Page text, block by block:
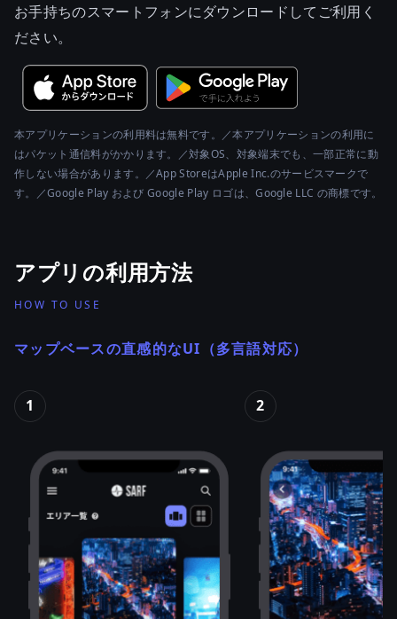
お手持ちのスマートフォンにダウンロードしてご利用く
ださい。
本アプリケーションの利用料は無料です。／本アプリケーションの利用に
はパケット通信料がかかります。／対象OS、対象端末でも、一部正常に動
作しない場合があります。／App StoreはApple Inc.のサービスマークで
す。／Google Play および Google Play ロゴは、Google LLC の商標です。
アプリの利用方法
HOW TO USE
マップベースの直感的なUI（多言語対応）
1 2